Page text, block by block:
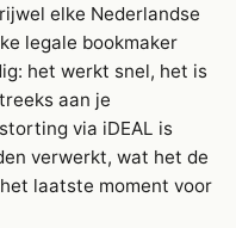
elke Nederlandse
legale bookmaker
het werkt snel, het is
aan je
via iDEAL is
verwerkt, wat het de
laatste moment voor